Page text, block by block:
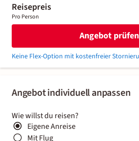
Angebot individuell anpassen
Wie willst du reisen?
Eigene Anreise
Mit Flug
Reisepreis
Pro Person
Angebot prüfen
Keine Flex-Option mit kostenfreier